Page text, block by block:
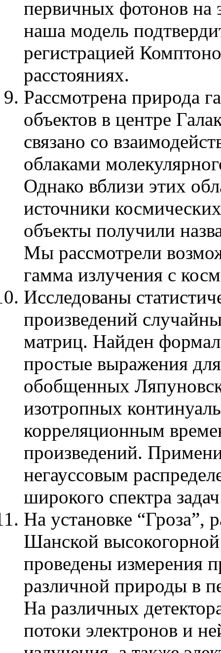
первичных фотонов на
наша модель
регистрацией
расстояниях.
Рассмотрена природа
объектов в центре
связано со
облаками
Однако вблизи этих
источники
объекты получили
Мы рассмотрели
гамма излучения с
Исследованы
произведений
матриц. Найден
простые выражения
обобщенных
изотропных
корреляционным
произведений.
негауссовым
широкого спектра
На установке “Гроза”,
Шанской
проведены измерения
различной природы в
На различных
потоки электронов и